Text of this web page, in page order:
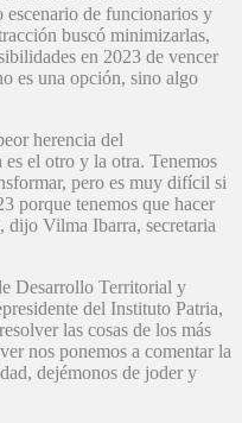
escenario de funcionarios y
buscó minimizarlas,
en 2023 de vencer
es una opción, sino algo
herencia del
el otro y la otra. Tenemos
pero es muy difícil si
porque tenemos que hacer
dijo Vilma Ibarra, secretaria
Desarrollo Territorial y
del Instituto Patria,
las cosas de los más
nos ponemos a comentar la
dejémonos de joder y